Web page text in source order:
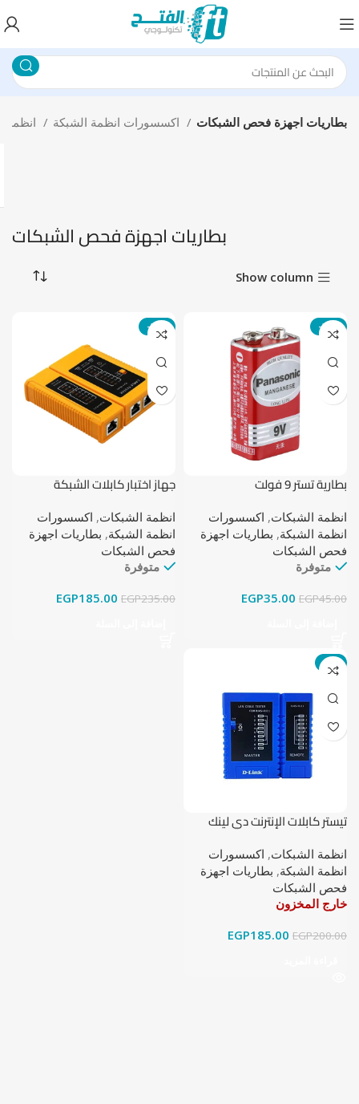
بطاريات اجهزة فحص الشبكات
بطاريات اجهزة فحص الشبكات
Show column
-22%
بطارية تستر 9 فولت
انظمة الشبكات, اكسسورات
انظمة الشبكة, بطاريات اجهزة
فحص الشبكات
متوفرة
EGP45.00
EGP35.00
-21%
جهاز اختبار كابلات الشبكة
انظمة الشبكات, اكسسورات
انظمة الشبكة, بطاريات اجهزة
فحص الشبكات
متوفرة
EGP235.00
EGP185.00
-8%
تيستر كابلات الإنترنت دي لينك
انظمة الشبكات, اكسسورات
انظمة الشبكة, بطاريات اجهزة
فحص الشبكات
خارج المخزون
EGP200.00
EGP185.00